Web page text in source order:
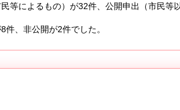
等によるもの）が32件、公開申出（市民等
、非公開が2件でした。